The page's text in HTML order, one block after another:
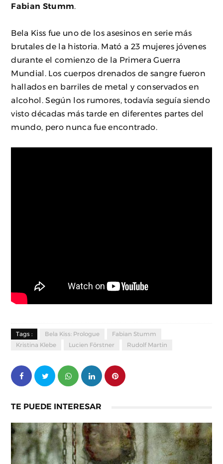
Fabian Stumm
Bela Kiss fue uno de los asesinos en serie más
brutales de la historia. Mató a 23 mujeres jóvenes
durante el comienzo de la Primera Guerra
Mundial. Los cuerpos drenados de sangre fueron
hallados en barriles de metal y conservados en
alcohol. Según los rumores, todavía seguía siendo
visto décadas más tarde en diferentes partes del
mundo, pero nunca fue encontrado.
Tags : Bela Kiss: Prologue
Fabian Stumm
Kristina Klebe
Lucien Förstner Rudolf Martin
TE PUEDE INTERESAR